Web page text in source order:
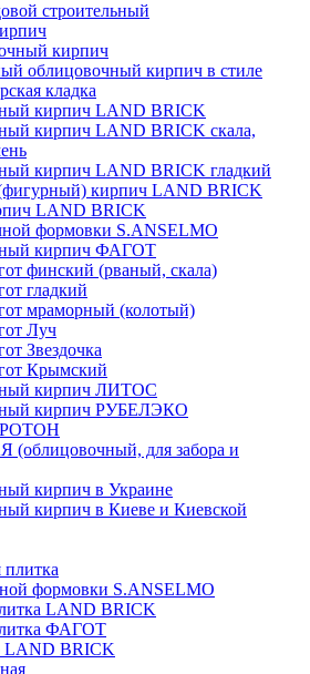
строительный
облицовочный кирпич в стиле
кладка
кирпич LAND BRICK
кирпич LAND BRICK скала,
кирпич LAND BRICK гладкий
кирпич LAND BRICK
LAND BRICK
формовки S.ANSELMO
кирпич ФАГОТ
финский (рваный, скала)
гладкий
мраморный (колотый)
Луч
Звездочка
Крымский
кирпич ЛИТОС
кирпич РУБЕЛЭКО
(облицовочный, для забора и
кирпич в Украине
кирпич в Киеве и Киевской
формовки S.ANSELMO
LAND BRICK
ФАГОТ
LAND BRICK